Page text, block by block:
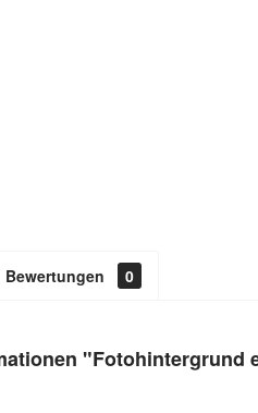
Bewertungen 0
"Fotohintergrund